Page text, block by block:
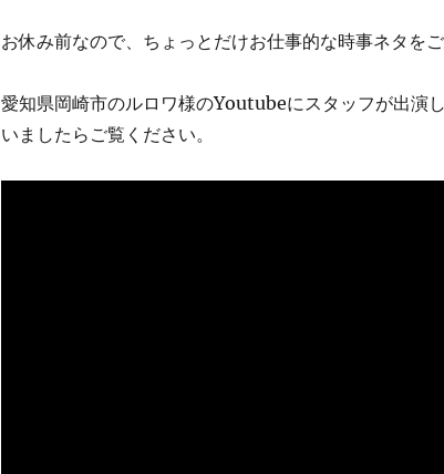
お休み前なので、ちょっとだけお仕事的な時事ネタを
愛知県岡崎市のルロワ様のYoutubeにスタッフが出演
いましたらご覧ください。